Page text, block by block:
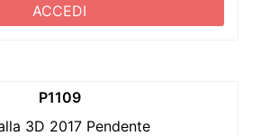
ACCEDI
P1109
3D 2017 Pendente